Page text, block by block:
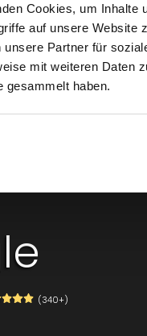
Cookies, um Inhalte
auf unsere Website
unsere Partner für
mit weiteren Daten
gesammelt haben.
(340+)